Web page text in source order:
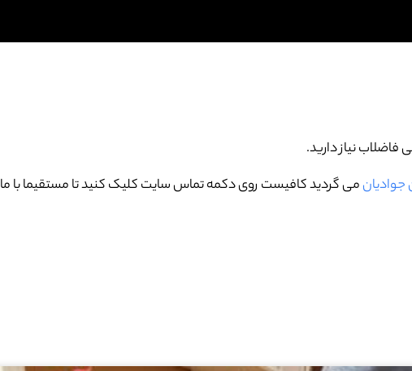
نیاز دارید.
جوادیانمی گردید کافیست روی دکمه تماس سایت کلیک کنید تا مستقیما با ما